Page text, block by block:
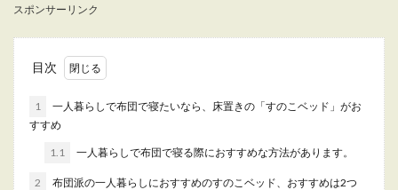
一人暮らしでもセミダブルを選ぶ女性
きいのでは？と感じる方が多いと思います。 実
スポンサーリンク
目次
1
一人暮らしで布団で寝たいなら、床置きの「すのこベッド」がお
すすめ
1.1 一人暮らしで布団で寝る際におすすめな方法があります。
2
布団派の一人暮らしにおすすめのすのこベッド、おすすめは2つ